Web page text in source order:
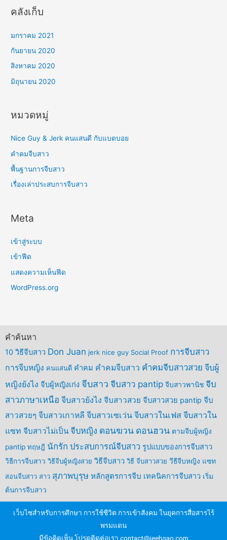
คลังเก็บ
มกราคม 2021
กันยายน 2020
สิงหาคม 2020
มิถุนายน 2020
หมวดหมู่
Nice Guy & Jerk คนแสนดี กับแบดบอย
คำคมจีบสาว
พื้นฐานการจีบสาว
เรื่องเล่าประสบการจีบสาว
Meta
เข้าสู่ระบบ
เข้าฟีด
แสดงความเห็นฟีด
WordPress.org
คำค้นหา
10 วิธีจีบสาว Don Juan jerk nice guy Social Proof การจีบสาว
การจีบหญิง คนแสนดี คำคม คำคมจีบสาว คำคมจีบสาวสวย จีบผู้
หญิงยังไง จีบผู้หญิงเก่ง จีบสาว จีบสาว pantip จีบสาวพานิช จีบ
สาวภาษาเหนือ จีบสาวยังไง จีบสาวสวย จีบสาวสวย pantip จีบ
สาวสวยๆ จีบสาวเกาหลี จีบสาวเซเว่น จีบสาวในเฟส จีบสาวใน
แซท จีบสาวไม่เป็น จีบหญิง ดอนฆวน ดอนฮวน ตามจีบผู้หญิง
pantip ทฤษฎี นักรัก ประสบการณ์จีบสาว รูปแบบของการจีบสาว
วิธีการจีบสาว วิธีจีบผู้หญิงสวย วิธีจีบสาว วิธี จีบสาวสวย วีธีจีบหญิง แซท
สอนจีบสาว สาว สุภาพบุรุษ หลักสูตรการจีบ เทคนิคการจีบสาว เริ่ม
ต้นการจีบสาว
เว็บไซสำหรับการศึกษา การใช้ชีวิต การเข้าสังคม ในยุคการสื่อสารไร้
พรมแดน
มีข้อคิดเห็น โปรดติดต่อเรา contact@jeebsao.com